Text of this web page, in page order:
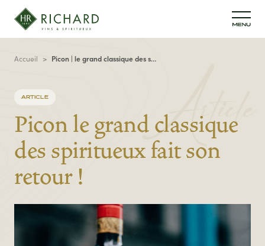
Aller au contenu principal
Fil d'Ariane
Accueil Picon | le grand classique des spiritueux fait son retour !
Article
ARTICLE
Picon le grand classique
des spiritueux fait son
retour !